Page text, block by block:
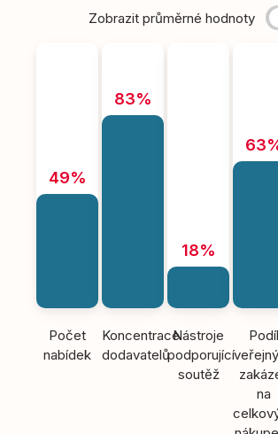
Zobrazit průměrné hodnoty
49%
Počet
nabídek
83%
Koncentrace
dodavatelů
18%
Nástroje
podporující
soutěž
Podíl
na